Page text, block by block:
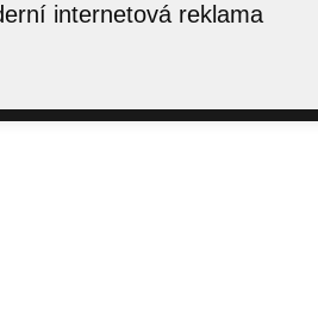
internetová reklama